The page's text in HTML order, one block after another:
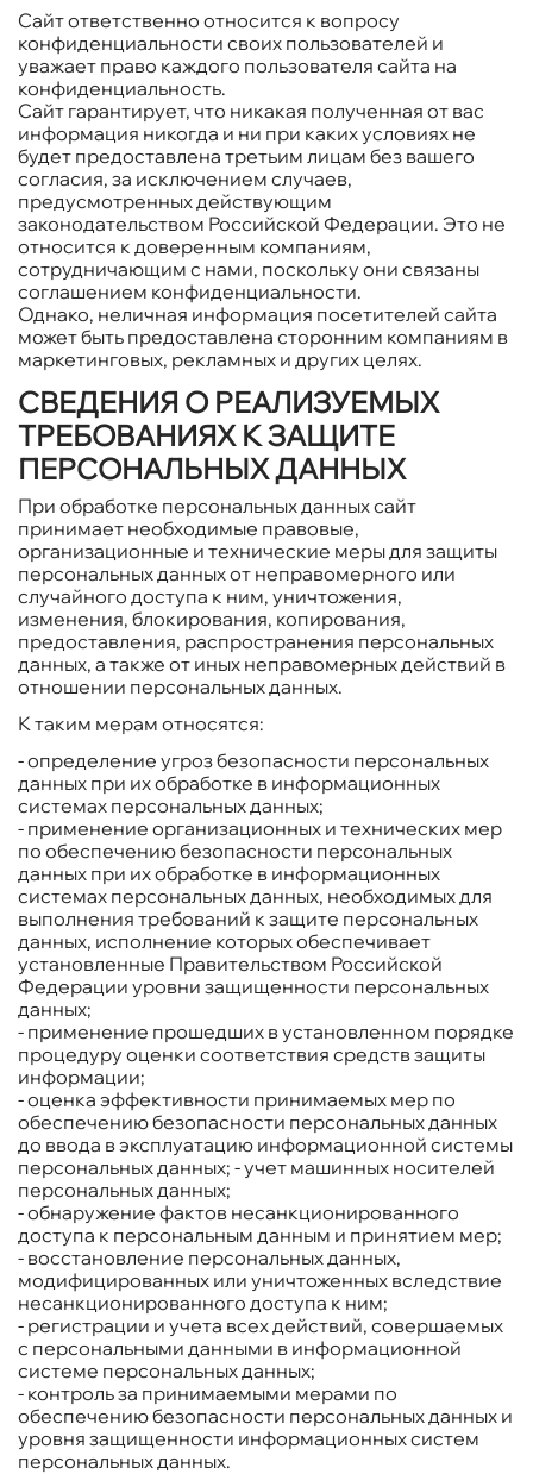
Сайт ответственно относится к вопросу
конфиденциальности своих пользователей и
уважает право каждого пользователя сайта на
конфиденциальность.
Сайт гарантирует, что никакая полученная от вас
информация никогда и ни при каких условиях не
будет предоставлена третьим лицам без вашего
согласия, за исключением случаев,
предусмотренных действующим
законодательством Российской Федерации. Это не
относится к доверенным компаниям,
сотрудничающим с нами, поскольку они связаны
соглашением конфиденциальности.
Однако, неличная информация посетителей сайта
может быть предоставлена сторонним компаниям в
маркетинговых, рекламных и других целях.
СВЕДЕНИЯ О РЕАЛИЗУЕМЫХ
ТРЕБОВАНИЯХ К ЗАЩИТЕ
ПЕРСОНАЛЬНЫХ ДАННЫХ
При обработке персональных данных сайт
принимает необходимые правовые,
организационные и технические меры для защиты
персональных данных от неправомерного или
случайного доступа к ним, уничтожения,
изменения, блокирования, копирования,
предоставления, распространения персональных
данных, а также от иных неправомерных действий в
отношении персональных данных.
К таким мерам относятся:
- определение угроз безопасности персональных
данных при их обработке в информационных
системах персональных данных;
- применение организационных и технических мер
по обеспечению безопасности персональных
данных при их обработке в информационных
системах персональных данных, необходимых для
выполнения требований к защите персональных
данных, исполнение которых обеспечивает
установленные Правительством Российской
Федерации уровни защищенности персональных
данных;
- применение прошедших в установленном порядке
процедуру оценки соответствия средств защиты
информации;
- оценка эффективности принимаемых мер по
обеспечению безопасности персональных данных
до ввода в эксплуатацию информационной системы
персональных данных; - учет машинных носителей
персональных данных;
- обнаружение фактов несанкционированного
доступа к персональным данным и принятием мер;
- восстановление персональных данных,
модифицированных или уничтоженных вследствие
несанкционированного доступа к ним;
- регистрации и учета всех действий, совершаемых
с персональными данными в информационной
системе персональных данных;
- контроль за принимаемыми мерами по
обеспечению безопасности персональных данных и
уровня защищенности информационных систем
персональных данных.